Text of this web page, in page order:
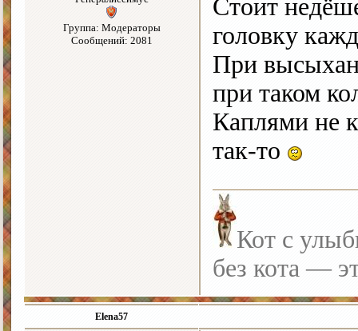
Группа: Модераторы
Сообщений: 2081
Стоит
головку
При
при таком
Каплями не
так-то
Кот с
без кота —
Elena57